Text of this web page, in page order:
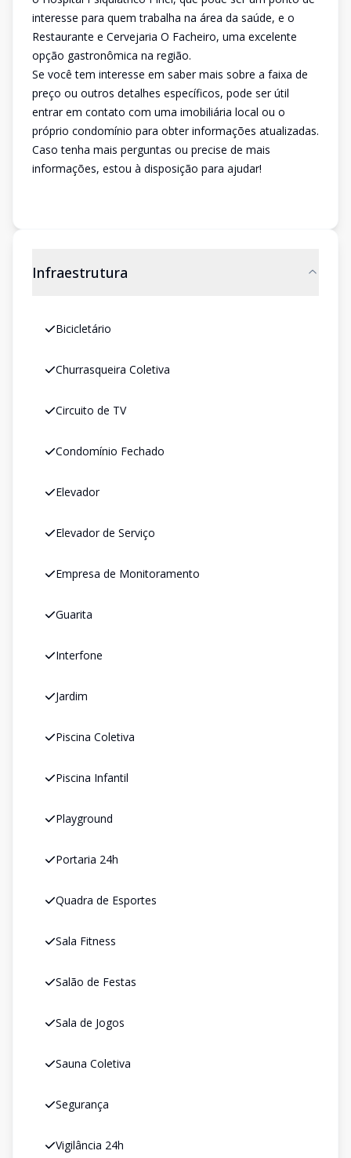
interesse para quem trabalha na área da saúde, e o
Restaurante e Cervejaria O Facheiro, uma excelente
opção gastronômica na região.
Se você tem interesse em saber mais sobre a faixa de
preço ou outros detalhes específicos, pode ser útil
entrar em contato com uma imobiliária local ou o
próprio condomínio para obter informações atualizadas.
Caso tenha mais perguntas ou precise de mais
informações, estou à disposição para ajudar!
Infraestrutura
Bicicletário
Churrasqueira Coletiva
Circuito de TV
Condomínio Fechado
Elevador
Elevador de Serviço
Empresa de Monitoramento
Guarita
Interfone
Jardim
Piscina Coletiva
Piscina Infantil
Playground
Portaria 24h
Quadra de Esportes
Sala Fitness
Salão de Festas
Sala de Jogos
Sauna Coletiva
Segurança
Vigilância 24h